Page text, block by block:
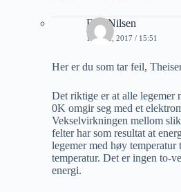
Erik Nilsen
16 MAI, 2017 / 15:51
Her er du som tar feil,
Det riktige er at alle legemer
0K omgir seg med et
Vekselvirkningen mellom
felter har som resultat at
legemer med høy temperatur
temperatur. Det er ingen to-
energi.